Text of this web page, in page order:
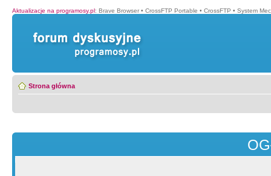
Aktualizacje na programosy.pl: Brave Browser • CrossFTP Portable • CrossFTP • System
Strona główna